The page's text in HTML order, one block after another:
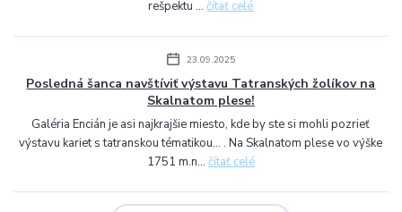
rešpektu ...čítať celé
23.09.2025
Posledná šanca navštíviť výstavu Tatranských žolíkov na
Skalnatom plese!
Galéria Encián je asi najkrajšie miesto, kde by ste si mohli pozrieť
výstavu kariet s tatranskou tématikou... . Na Skalnatom plese vo výške
1751 m.n... čítať celé